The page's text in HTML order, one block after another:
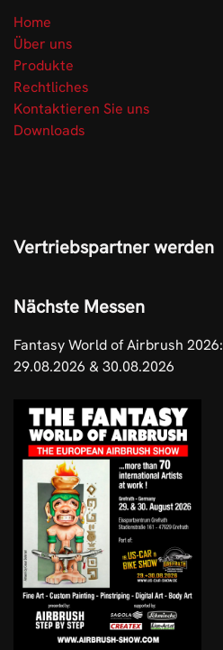
Home
Über uns
Produkte
Rechtliches
Kontaktieren Sie uns
Downloads
Vertriebspartner werden
Nächste Messen
Fantasy World of Airbrush 2026:
29.08.2026 & 30.08.2026